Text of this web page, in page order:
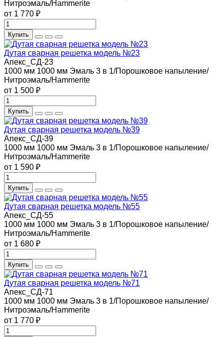
Нитроэмаль/Hammerite
от 1 770 ₽
Купить
Дутая сварная решетка модель №23
Апекс_СД-23
1000 мм 1000 мм Эмаль 3 в 1/Порошковое напыление/
Нитроэмаль/Hammerite
от 1 500 ₽
Купить
Дутая сварная решетка модель №39
Апекс_СД-39
1000 мм 1000 мм Эмаль 3 в 1/Порошковое напыление/
Нитроэмаль/Hammerite
от 1 590 ₽
Купить
Дутая сварная решетка модель №55
Апекс_СД-55
1000 мм 1000 мм Эмаль 3 в 1/Порошковое напыление/
Нитроэмаль/Hammerite
от 1 680 ₽
Купить
Дутая сварная решетка модель №71
Апекс_СД-71
1000 мм 1000 мм Эмаль 3 в 1/Порошковое напыление/
Нитроэмаль/Hammerite
от 1 770 ₽